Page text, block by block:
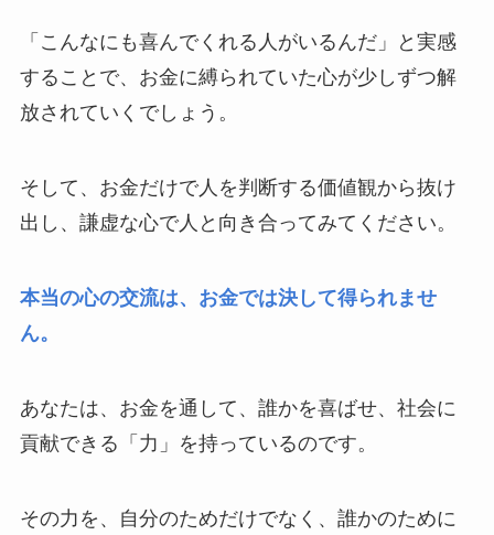
「こんなにも喜んでくれる人がいるんだ」と実感
することで、お金に縛られていた心が少しずつ解
放されていくでしょう。
そして、お金だけで人を判断する価値観から抜け
出し、謙虚な心で人と向き合ってみてください。
本当の心の交流は、お金では決して得られませ
ん。
あなたは、お金を通して、誰かを喜ばせ、社会に
貢献できる「力」を持っているのです。
その力を、自分のためだけでなく、誰かのために